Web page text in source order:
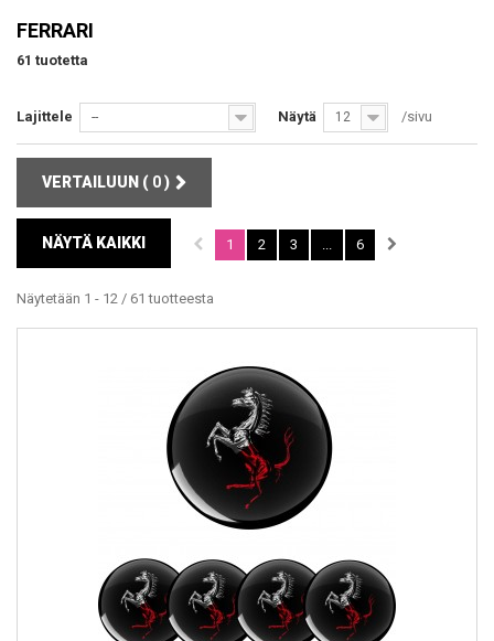
FERRARI
61 tuotetta
Lajittele -- Näytä 12 /sivu
VERTAILUUN ( 0)
NÄYTÄ KAIKKI 1 2 3 6
Näytetään 1 - 12 / 61 tuotteesta